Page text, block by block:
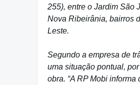
255), entre o Jardim São
Nova Ribeirânia, bairros
Leste.
Segundo a empresa de
uma situação pontual,
obra. “A RP Mobi informa